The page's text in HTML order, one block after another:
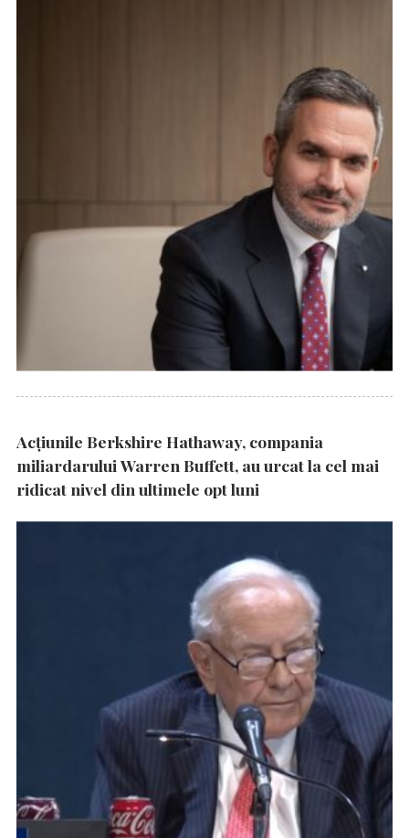
Acțiunile Berkshire Hathaway, compania
miliardarului Warren Buffett, au urcat la cel mai
ridicat nivel din ultimele opt luni